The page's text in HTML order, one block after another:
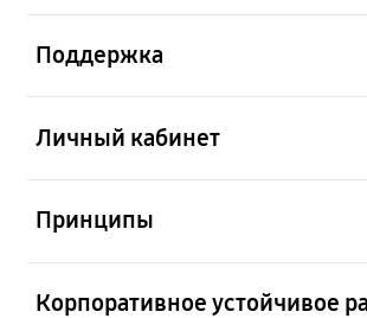
Поддержка
Личный кабинет
Принципы
Корпоративное устойчивое